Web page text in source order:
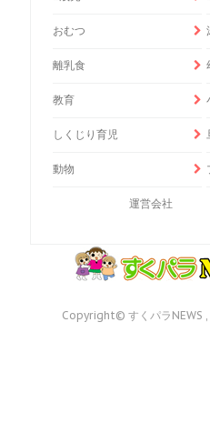
おむつ
離乳食
教育
しくじり育児
動物
運営会社
Copyright© すくパラNEWS